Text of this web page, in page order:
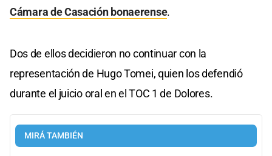
Cámara de Casación bonaerense.
Dos de ellos decidieron no continuar con la
representación de Hugo Tomei, quien los defendió
durante el juicio oral en el TOC 1 de Dolores.
MIRÁ TAMBIÉN